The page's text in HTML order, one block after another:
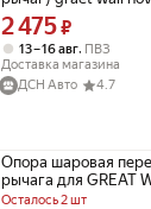
3020-002
Цена 2475 ₽ вместо
2 475₽
13 – 16 авг, ПВЗ
Доставка магазина
ДСН Авто
4.7
Опора шаровая
рычага для GREAT
Febest 3020-002
Осталось 2 шт